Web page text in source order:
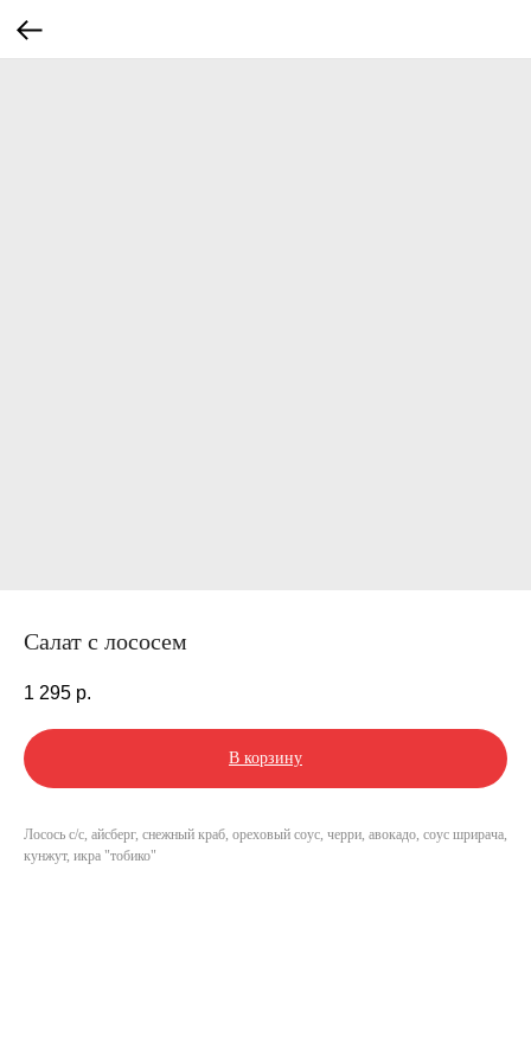
Салат с лососем
1 295 р.
В корзину
Лосось с/с, айсберг, снежный краб, ореховый соус, черри, авокадо, соус шрирача,
кунжут, икра "тобико"